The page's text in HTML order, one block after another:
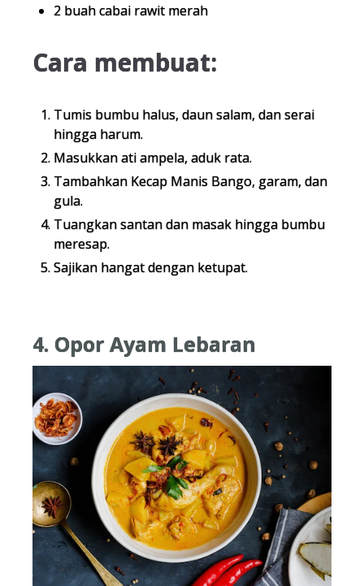
2 buah cabai rawit merah
Cara membuat:
Tumis bumbu halus, daun salam, dan serai
hingga harum.
Masukkan ati ampela, aduk rata.
Tambahkan Kecap Manis Bango, garam, dan
gula.
Tuangkan santan dan masak hingga bumbu
meresap.
Sajikan hangat dengan ketupat.
4. Opor Ayam Lebaran